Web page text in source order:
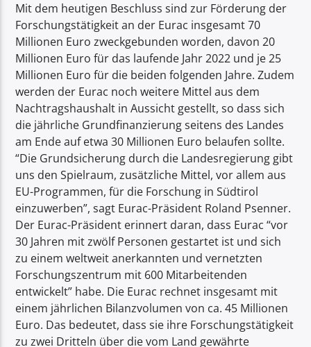
Mit dem heutigen Beschluss sind zur Förderung der
Forschungstätigkeit an der Eurac insgesamt 70
Millionen Euro zweckgebunden worden, davon 20
Millionen Euro für das laufende Jahr 2022 und je 25
Millionen Euro für die beiden folgenden Jahre. Zudem
werden der Eurac noch weitere Mittel aus dem
Nachtragshaushalt in Aussicht gestellt, so dass sich
die jährliche Grundfinanzierung seitens des Landes
am Ende auf etwa 30 Millionen Euro belaufen sollte.
“Die Grundsicherung durch die Landesregierung gibt
uns den Spielraum, zusätzliche Mittel, vor allem aus
EU-Programmen, für die Forschung in Südtirol
einzuwerben”, sagt Eurac-Präsident Roland Psenner.
Der Eurac-Präsident erinnert daran, dass Eurac “vor
30 Jahren mit zwölf Personen gestartet ist und sich
zu einem weltweit anerkannten und vernetzten
Forschungszentrum mit 600 Mitarbeitenden
entwickelt” habe. Die Eurac rechnet insgesamt mit
einem jährlichen Bilanzvolumen von ca. 45 Millionen
Euro. Das bedeutet, dass sie ihre Forschungstätigkeit
zu zwei Dritteln über die vom Land gewährte